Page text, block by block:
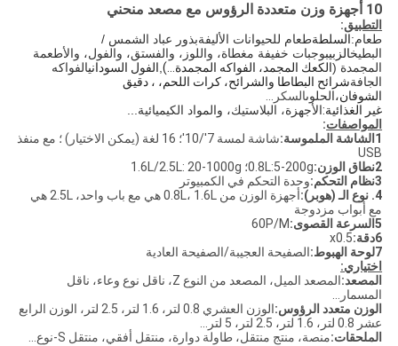
10 أجهزة وزن متعددة الرؤوس مع مصعد منحني
التطبيق:
طعام:السلطةطعام للحيوانات الأليفة
بذور عباد الشمس /
البطيخالزبيب
المجمدة (الكعك المجمد، الفواكه المجمدة...),الفول السوداني
الجافةشرائح البطاطا والشرائح، كرات اللحم، ، دقيق
الشوفان،الحلوىالسكر...
غير الغذائية:الأجهزة، البلاستيك، والمواد الكيميائية...
المواصفات:
1الشاشة الملموسة:
شاشة لمسة 7'/10'؛ 16 لغة (يمكن الاختيار) ؛ مع منفذ
USB
2نطاق الوزن:
0.8L:5-200g؛ 1.6L/2.5L: 20-1000g
3نظام التحكم:
وحدة التحكم في الكمبيوتر
4. نوع الـ (هوبر):
أجهزة الوزن من 0.8L، 1.6L هي مع باب واحد، 2.5L هي
مع أبواب مزدوجة
5السرعة القصوى:
60P/M
6دقة:
x0.5
7لوحة الهبوط:
الصفيحة العجيبة/الصفيحة العادية
اختياري:
المصعد:
المصعد الميل، المصعد من النوع Z، ناقل نوع وعاء، ناقل
المسمار...
الوزن متعدد الرؤوس:
الوزن العشري 0.8 لتر، 1.6 لتر، 2.5 لتر، الوزن الرابع
عشر 0.8 لتر، 1.6 لتر، 2.5 لتر، 5 لتر...
الملحقات:منصة، منتج منتقل، طاولة دوارة، منتقل أفقي، منتقل S-نوع...